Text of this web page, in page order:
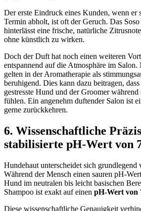
Der erste Eindruck eines Kunden, wenn er
Termin abholt, ist oft der Geruch. Das
hinterlässt eine frische, natürliche
ohne künstlich zu wirken.
Doch der Duft hat noch einen weiteren
entspannend auf die Atmosphäre im
gelten in der Aromatherapie als
beruhigend. Dies kann dazu beitragen,
gestresste Hund und der Groomer
fühlen. Ein angenehm duftender Salon ist
gerne zurückkehren.
6. Wissenschaftliche
stabilisierte pH-Wert von
Hundehaut unterscheidet sich grundlegend
Während der Mensch einen sauren pH-
Hund im neutralen bis leicht basischen
Shampoo ist exakt auf einen pH-Wert von
Diese wissenschaftliche Genauigkeit